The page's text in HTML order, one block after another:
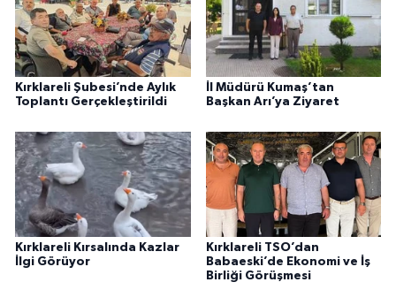
Kırklareli Şubesi’nde Aylık
Toplantı Gerçekleştirildi
İl Müdürü Kumaş’tan
Başkan Arı’ya Ziyaret
Kırklareli Kırsalında Kazlar
İlgi Görüyor
Kırklareli TSO’dan
Babaeski’de Ekonomi ve İş
Birliği Görüşmesi